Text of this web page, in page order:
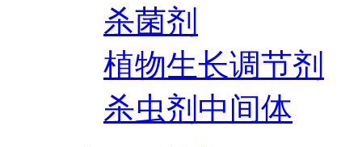
杀菌剂
植物生长调节剂
杀虫剂中间体